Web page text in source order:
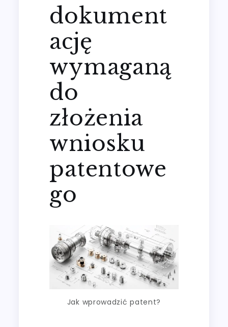
dokument
ację
wymaganą
do
złożenia
wniosku
patentowe
go
Jak wprowadzić patent?